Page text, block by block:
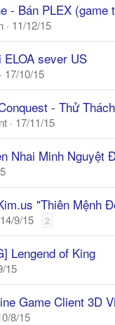
- Bán PLEX (game
11/12/15
sever US
17/10/15
- Thử
17/11/15
Nhai Minh Nguyệt
"Thiên Mệnh
14/9/15 2
Lengend of King
15
Game Client 3D
8/15